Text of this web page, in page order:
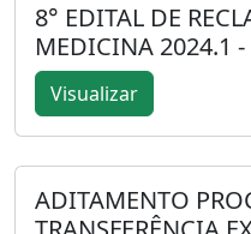
8° EDITAL DE
MEDICINA 2024.1 -
Visualizar
ADITAMENTO